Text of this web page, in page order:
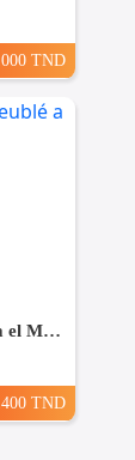
TND
appartement meublée s+2 meublé a el Manar 2
TND